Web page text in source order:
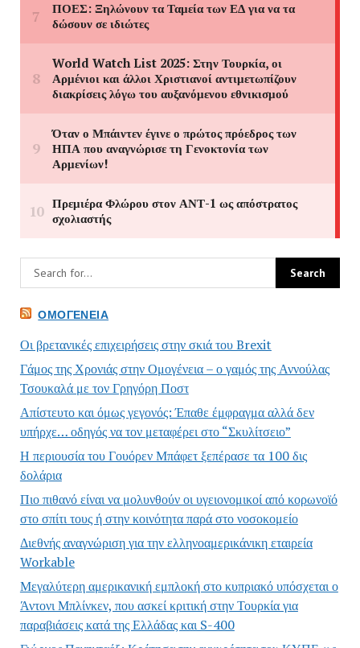
ΟΜΟΓΈΝΕΙΑ
Οι βρετανικές επιχειρήσεις στην σκιά του Brexit
Γάμος της Χρονιάς στην Ομογένεια – ο γαμός της Αννούλας
Τσουκαλά με τον Γρηγόρη Ποστ
Απίστευτο και όμως γεγονός: Έπαθε έμφραγμα αλλά δεν
υπήρχε… οδηγός να τον μεταφέρει στο “Σκυλίτσειο”
Η περιουσία του Γουόρεν Μπάφετ ξεπέρασε τα 100 δις
δολάρια
Πιο πιθανό είναι να μολυνθούν οι υγειονομικοί από κορωνοϊό
στο σπίτι τους ή στην κοινότητα παρά στο νοσοκομείο
Διεθνής αναγνώριση για την ελληνοαμερικάνικη εταιρεία
Workable
Μεγαλύτερη αμερικανική εμπλοκή στο κυπριακό υπόσχεται ο
Άντονι Μπλίνκεν, που ασκεί κριτική στην Τουρκία για
παραβιάσεις κατά της Ελλάδας και S-400